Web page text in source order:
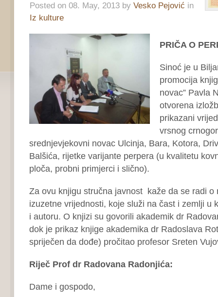
Posted on 08. May, 2013 by Vesko Pejović in
Iz kulture
PRIČA O
Sinoć je u
promocija
novac” Pavla
otvorena
prikazani
vrsnog
srednjevjekovni novac Ulcinja, Bara, Kotora,
Balšića, rijetke varijante perpera (u kvalitetu
ploča, probni primjerci i slično).
Za ovu knjigu stručna javnost kaže da se radi o
izuzetne vrijednosti, koje služi na čast i zemlji u
i autoru. O knjizi su govorili akademik dr
dok je prikaz knjige akademika dr Radoslava
spriječen da dođe) pročitao profesor Sreten
Riječ Prof dr Radovana Radonjića:
Dame i gospodo,